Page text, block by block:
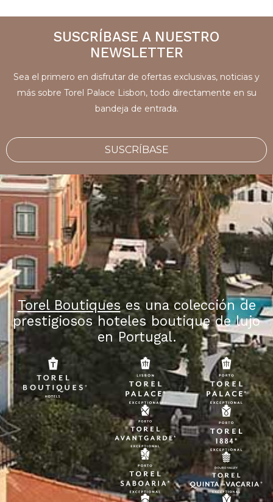
SUSCRÍBASE A NUESTRO
NEWSLETTER
Sea el primero en disfrutar de ofertas exclusivas, noticias y
más sobre Torel Palace Lisbon, todo directamente en su
bandeja de entrada.
SUSCRÍBASE
Torel Boutiqueses una colección de
prestigiosos hoteles boutique de lujo
en Portugal.